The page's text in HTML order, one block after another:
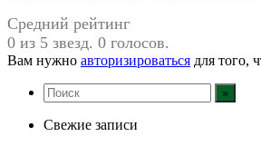
Средний рейтинг
0 из 5 звезд. 0 голосов.
Вам нужно авторизироваться для того,
Свежие записи